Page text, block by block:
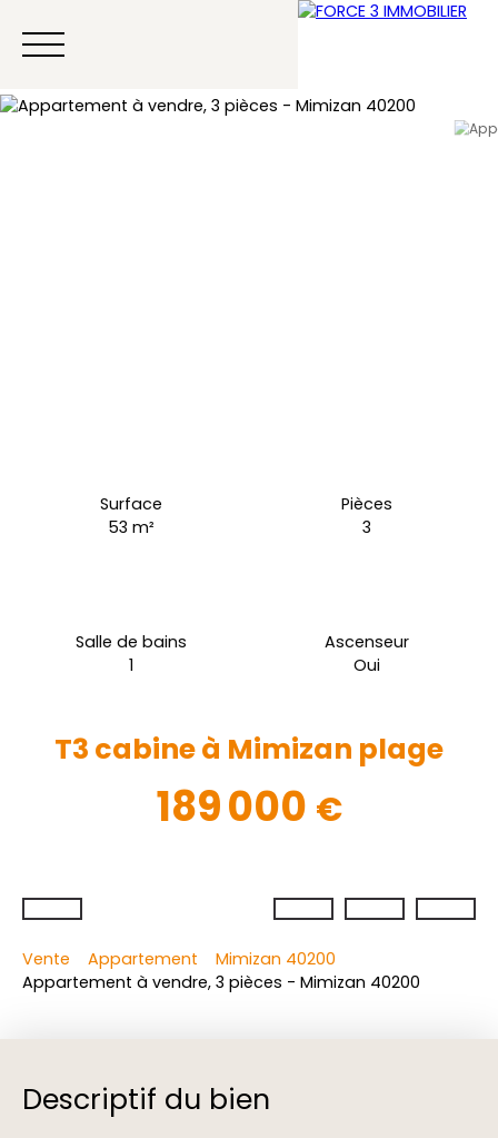
Surface
53m²
Pièces
3
Salle de bains
1
Ascenseur
Oui
T3 cabine à Mimizan plage
189 000 €
Vente Appartement
Mimizan 40200
Appartement à vendre, 3 pièces - Mimizan 40200
Descriptif du bien